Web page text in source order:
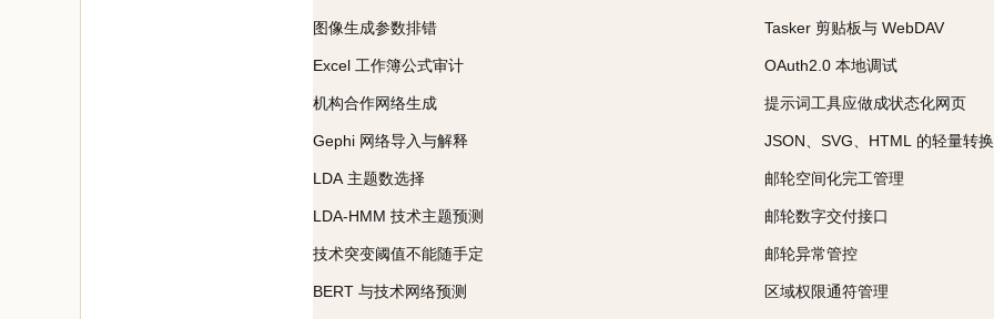
图像生成参数排错
Excel 工作簿公式审计
机构合作网络生成
Gephi 网络导入与解释
LDA 主题数选择
LDA-HMM 技术主题预测
技术突变阈值不能随手定
BERT 与技术网络预测
Tasker 剪贴板与 WebDAV
OAuth2.0 本地调试
提示词工具应做成状态化网页
JSON、SVG、HTML 的轻量转换
邮轮空间化完工管理
邮轮数字交付接口
邮轮异常管控
区域权限通符管理